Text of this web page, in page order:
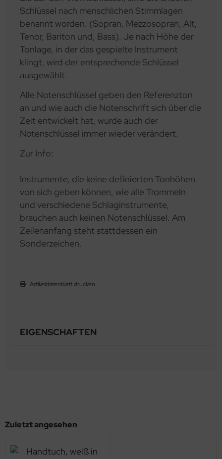
Schlüssel nach menschlichen Stimmlagen
benannt worden. (Sopran, Mezzosopran, Alt,
Tenor, Bariton und, Bass). Je nach Höhe der
Tonlage, in der das gespielte Instrument
klingt, wird der entsprechende Schlüssel
ausgewählt.
Alle Notenschlüssel geben den Referenzton
an und wie auch die Notenschrift sich über die
Zeit entwickelt hat, wurde auch der
Notenschlüssel immer wieder verändert.
Zur Info:
Instrumente, die keine definierten Tonhöhen
von sich geben können, wie alle Trommeln
und verschiedene Schlaginstrumente,
brauchen auch keinen Notenschlüssel. Am
Zeilenanfang steht stattdessen ein
Sonderzeichen.
Artikeldatenblatt drucken
EIGENSCHAFTEN
Zuletzt angesehen